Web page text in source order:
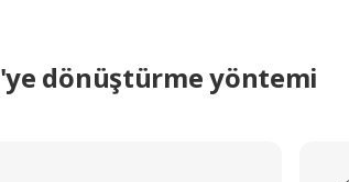
dönüştürme yöntemi